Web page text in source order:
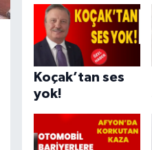
Koçak’tan ses
yok!